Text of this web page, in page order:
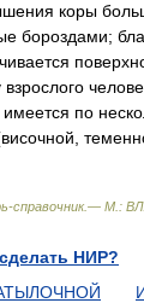
коры
бороздами;
по
справочник.— М.:
НИР?